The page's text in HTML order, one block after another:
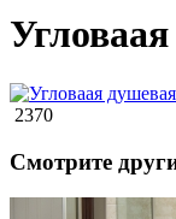
2370
Смотрите